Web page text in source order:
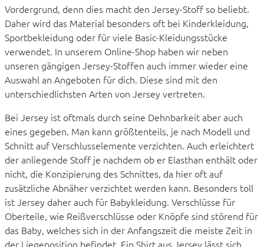
Vordergrund, denn dies macht den Jersey-Stoff so beliebt.
Daher wird das Material besonders oft bei Kinderkleidung,
Sportbekleidung oder für viele Basic-Kleidungsstücke
verwendet. In unserem Online-Shop haben wir neben
unseren gängigen Jersey-Stoffen auch immer wieder eine
Auswahl an Angeboten für dich. Diese sind mit den
unterschiedlichsten Arten von Jersey vertreten.
Bei Jersey ist oftmals durch seine Dehnbarkeit aber auch
eines gegeben. Man kann größtenteils, je nach Modell und
Schnitt auf Verschlusselemente verzichten. Auch erleichtert
der anliegende Stoff je nachdem ob er Elasthan enthält oder
nicht, die Konzipierung des Schnittes, da hier oft auf
zusätzliche Abnäher verzichtet werden kann. Besonders toll
ist Jersey daher auch für Babykleidung. Verschlüsse für
Oberteile, wie Reißverschlüsse oder Knöpfe sind störend für
das Baby, welches sich in der Anfangszeit die meiste Zeit in
der Liegeposition befindet. Ein Shirt aus Jersey lässt sich